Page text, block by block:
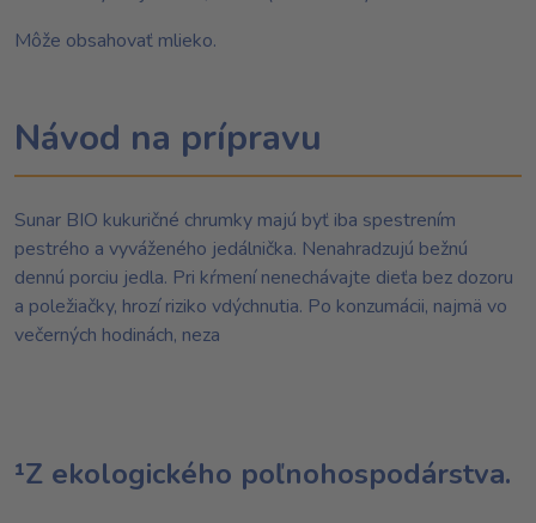
Môže obsahovať mlieko.
Návod na prípravu
Sunar BIO kukuričné ​​chrumky majú byť iba spestrením
pestrého a vyváženého jedálnička. Nenahradzujú bežnú
dennú porciu jedla. Pri kŕmení nenechávajte dieťa bez dozoru
a poležiačky, hrozí riziko vdýchnutia. Po konzumácii, najmä vo
večerných hodinách, neza
¹Z ekologického poľnohospodárstva.